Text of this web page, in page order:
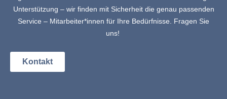
Unterstützung – wir finden mit Sicherheit die genau passenden
Service – Mitarbeiter*innen für Ihre Bedürfnisse. Fragen Sie
uns!
Kontakt